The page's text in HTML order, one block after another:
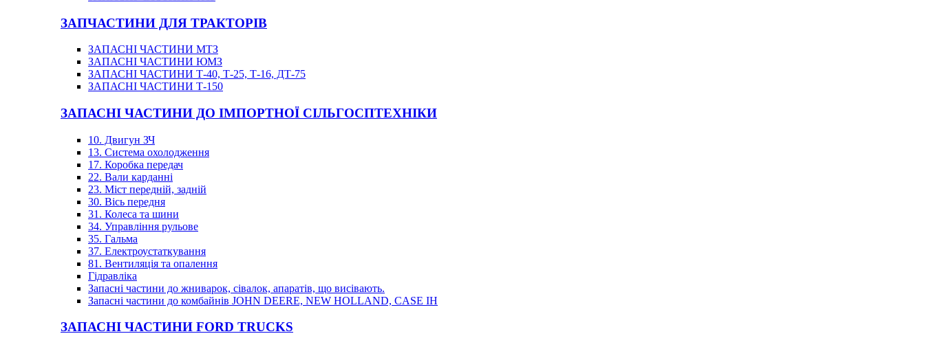
ЗАПЧАСТИНИ ДЛЯ ТРАКТОРІВ
ЗАПАСНІ ЧАСТИНИ МТЗ
ЗАПАСНІ ЧАСТИНИ ЮМЗ
ЗАПАСНІ ЧАСТИНИ Т-40, Т-25, Т-16, ДТ-75
ЗАПАСНІ ЧАСТИНИ Т-150
ЗАПАСНІ ЧАСТИНИ ДО ІМПОРТНОЇ СІЛЬГОСПТЕХНІКИ
10. Двигун ЗЧ
13. Система охолодження
17. Коробка передач
22. Вали карданні
23. Міст передній, задній
30. Вісь передня
31. Колеса та шини
34. Управління рульове
35. Гальма
37. Електроустаткування
81. Вентиляція та опалення
Гідравліка
Запасні частини до жниварок, сівалок, апаратів, що висівають.
Запасні частини до комбайнів JOHN DEERE, NEW HOLLAND, CASE IH
ЗАПАСНІ ЧАСТИНИ FORD TRUCKS